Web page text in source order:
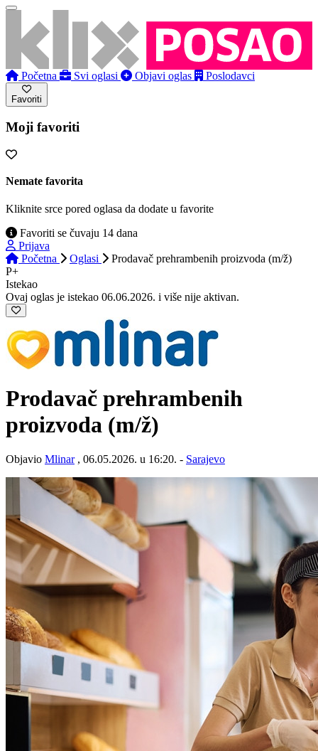
Početna Svi oglasi Objavi oglas Poslodavci
Favoriti
Moji favoriti
Nemate favorita
Kliknite srce pored oglasa da dodate u favorite
Favoriti se čuvaju 14 dana
Prijava
Početna
Oglasi
Prodavač prehrambenih proizvoda (m/ž)
P+
Istekao
Ovaj oglas je istekao 06.06.2026. i više nije aktivan.
Prodavač prehrambenih
proizvoda (m/ž)
Objavio Mlinar, 06.05.2026. u 16:20. - Sarajevo